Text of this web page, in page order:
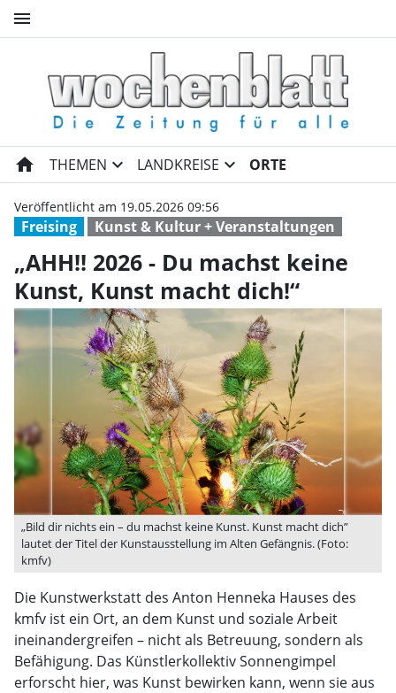
menu
„AHH!! 2026 - Du machst
home THEMEN expand_more LANDKREISE expand_more ORTE
Freising Kunst & Kultur + Veranstaltungen
Veröffentlicht am 19.05.2026 09:56
„AHH!! 2026 - Du machst keine
Kunst, Kunst macht dich!“
„Bild dir nichts ein – du machst keine Kunst. Kunst macht dich”
lautet der Titel der Kunstausstellung im Alten Gefängnis. (Foto:
kmfv)
Die Kunstwerkstatt des Anton Henneka Hauses des
kmfv ist ein Ort, an dem Kunst und soziale Arbeit
ineinandergreifen – nicht als Betreuung, sondern als
Befähigung. Das Künstlerkollektiv Sonnengimpel
erforscht hier, was Kunst bewirken kann, wenn sie aus